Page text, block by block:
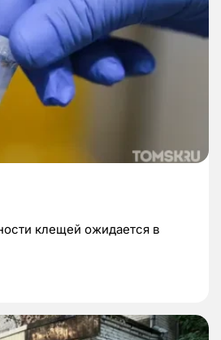
клещей ожидается в